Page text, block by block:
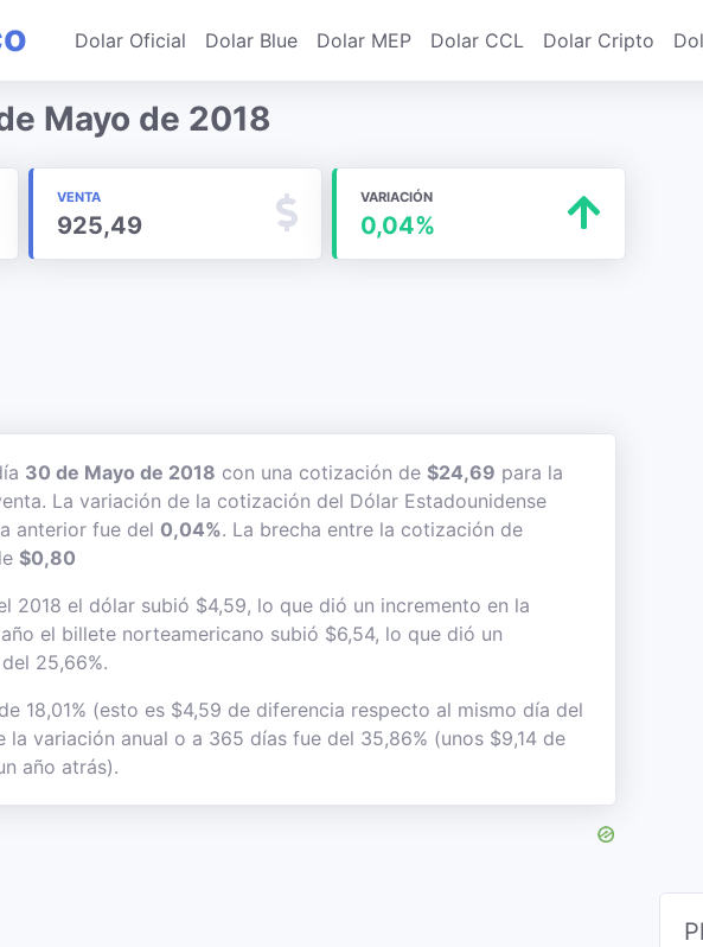
Dolar Oficial Dolar Blue Dolar MEP Dolar CCL Dolar Cripto
Mayo de 2018
VENTA
925,49
VARIACIÓN
0,04%
30 de Mayo de 2018 con una cotización de $24,69 para la
La variación de la cotización del Dólar Estadounidense
anterior fue del 0,04%. La brecha entre la cotización de
$0,80
2018 el dólar subió $4,59, lo que dió un incremento en la
el billete norteamericano subió $6,54, lo que dió un
25,66%.
18,01% (esto es $4,59 de diferencia respecto al mismo día del
la variación anual o a 365 días fue del 35,86% (unos $9,14 de
año atrás).